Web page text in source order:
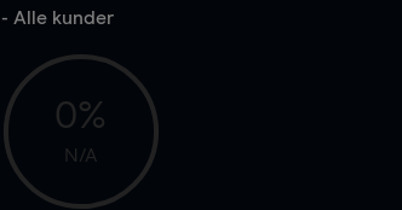
- Alle kunder
0%
N/A